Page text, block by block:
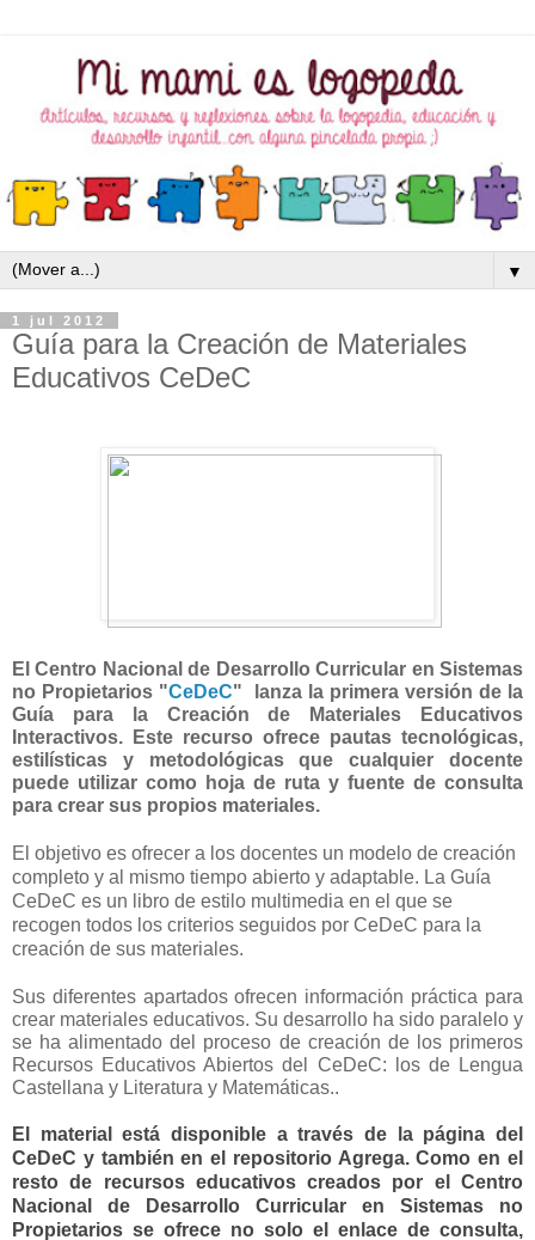
▼
1 jul 2012
Guía para la Creación de Materiales
Educativos CeDeC
El Centro Nacional de Desarrollo Curricular en Sistemas
no Propietarios "CeDeC" lanza la primera versión de la
Guía para la Creación de Materiales Educativos
Interactivos. Este recurso ofrece pautas tecnológicas,
estilísticas y metodológicas que cualquier docente
puede utilizar como hoja de ruta y fuente de consulta
para crear sus propios materiales.
El objetivo es ofrecer a los docentes un modelo de creación
completo y al mismo tiempo abierto y adaptable. La Guía
CeDeC es un libro de estilo multimedia en el que se
recogen todos los criterios seguidos por CeDeC para la
creación de sus materiales.
Sus diferentes apartados ofrecen información práctica para
crear materiales educativos. Su desarrollo ha sido paralelo y
se ha alimentado del proceso de creación de los primeros
Recursos Educativos Abiertos del CeDeC: los de Lengua
Castellana y Literatura y Matemáticas..
El material está disponible a través de la página del
CeDeC y también en el repositorio Agrega. Como en el
resto de recursos educativos creados por el Centro
Nacional de Desarrollo Curricular en Sistemas no
Propietarios se ofrece no solo el enlace de consulta,